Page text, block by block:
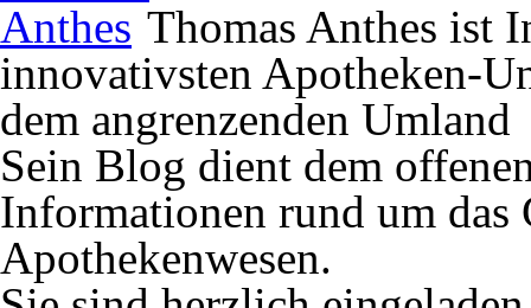
Thomas Anthes ist
innovativsten Apotheken-
dem angrenzenden Umland
Sein Blog dient dem
Informationen rund um das
Apothekenwesen.